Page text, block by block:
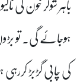
ہوجائے گی۔ تو
کی چابی گڑبڑ